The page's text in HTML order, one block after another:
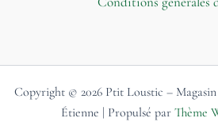
Copyright © 2026 Ptit Loustic –
Étienne | Propulsé par Thème